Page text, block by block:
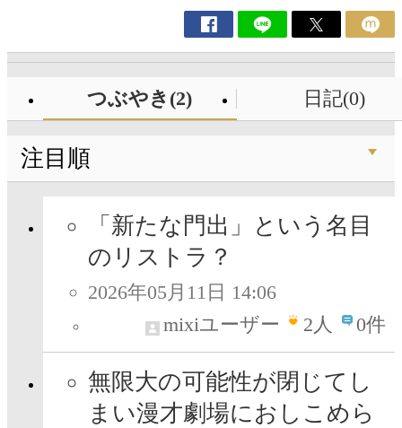
つぶやき(2) 日記(0)
注目順
「新たな門出」という名目
のリストラ？
2026年05月11日 14:06
mixiユーザー
2人 0件
無限大の可能性が閉じてし
まい漫才劇場におしこめら